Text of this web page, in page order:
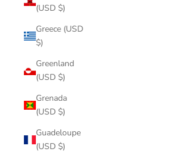
(USD $)
Greece (USD
$)
Greenland
(USD $)
Grenada
(USD $)
Guadeloupe
(USD $)